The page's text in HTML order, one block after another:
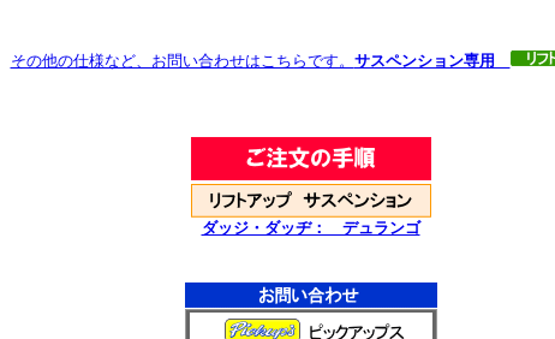
その他の仕様など、お問い合わせはこちらです。 サスペンション専用
ダッジ・ダッヂ： デュランゴ